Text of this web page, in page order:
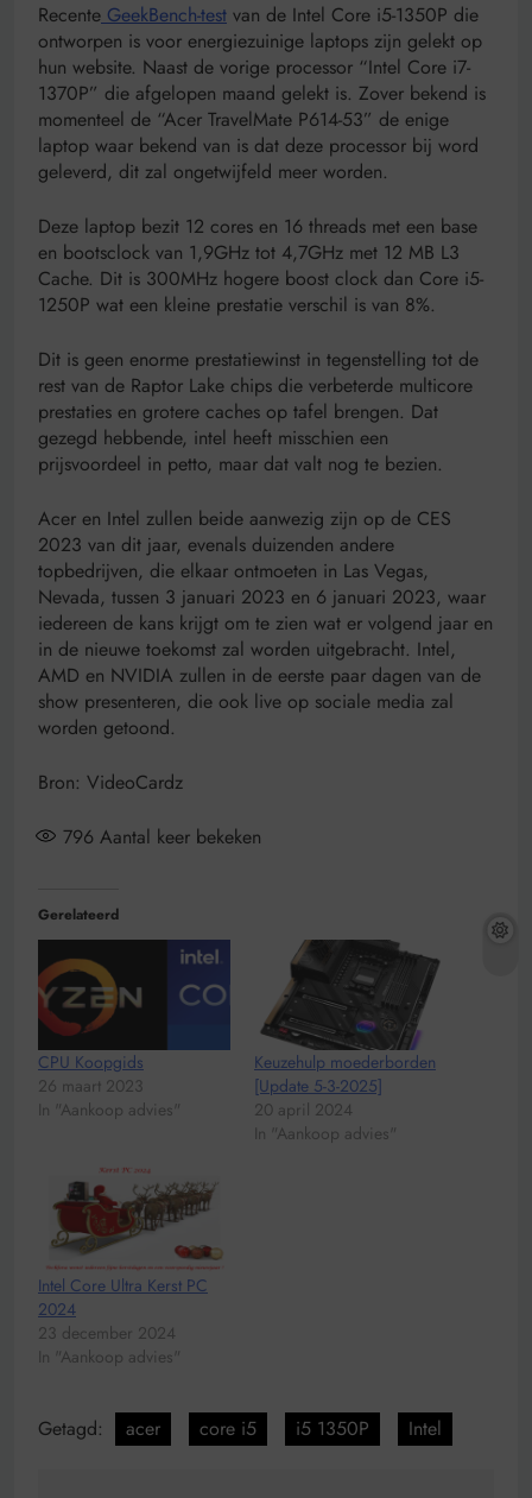
Recente GeekBench-test van de Intel Core i5-1350P die
ontworpen is voor energiezuinige laptops zijn gelekt op
hun website. Naast de vorige processor “Intel Core i7-
1370P” die afgelopen maand gelekt is. Zover bekend is
momenteel de “Acer TravelMate P614-53” de enige
laptop waar bekend van is dat deze processor bij word
geleverd, dit zal ongetwijfeld meer worden.
Deze laptop bezit 12 cores en 16 threads met een base
en bootsclock van 1,9GHz tot 4,7GHz met 12 MB L3
Cache. Dit is 300MHz hogere boost clock dan Core i5-
1250P wat een kleine prestatie verschil is van 8%.
Dit is geen enorme prestatiewinst in tegenstelling tot de
rest van de Raptor Lake chips die verbeterde multicore
prestaties en grotere caches op tafel brengen. Dat
gezegd hebbende, intel heeft misschien een
prijsvoordeel in petto, maar dat valt nog te bezien.
Acer en Intel zullen beide aanwezig zijn op de CES
2023 van dit jaar, evenals duizenden andere
topbedrijven, die elkaar ontmoeten in Las Vegas,
Nevada, tussen 3 januari 2023 en 6 januari 2023, waar
iedereen de kans krijgt om te zien wat er volgend jaar en
in de nieuwe toekomst zal worden uitgebracht. Intel,
AMD en NVIDIA zullen in de eerste paar dagen van de
show presenteren, die ook live op sociale media zal
worden getoond.
Bron: VideoCardz
796 Aantal keer bekeken
Gerelateerd
CPU Koopgids
26 maart 2023
In "Aankoop advies"
Keuzehulp moederborden
[Update 5-3-2025]
20 april 2024
In "Aankoop advies"
Intel Core Ultra Kerst PC
2024
23 december 2024
In "Aankoop advies"
Getagd: acer core i5 i5 1350P Intel